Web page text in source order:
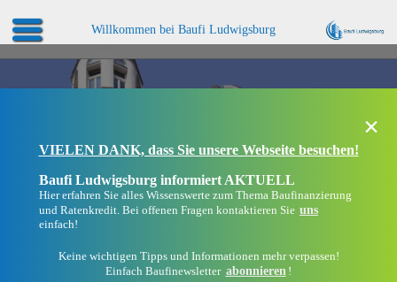
Willkommen bei Baufi Ludwigsburg
×
VIELEN DANK, dass Sie unsere Webseite besuchen!
Baufi Ludwigsburg informiert AKTUELL
Hier erfahren Sie alles Wissenswerte zum Thema Baufinanzierung
und Ratenkredit. Bei offenen Fragen kontaktieren Sie uns
einfach!
Keine wichtigen Tipps und Informationen mehr verpassen!
Einfach Baufinewsletter abonnieren !